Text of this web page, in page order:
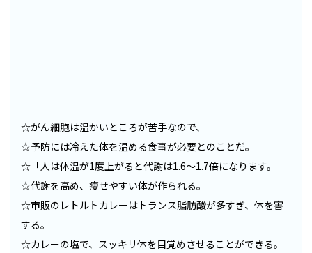
☆がん細胞は温かいところが苦手なので、
☆予防には冷えた体を温める食事が必要とのことだ。
☆「人は体温が1度上がると代謝は1.6～1.7倍になります。
☆代謝を高め、痩せやすい体が作られる。
☆市販のレトルトカレーはトランス脂肪酸が多すぎ、体を害
する。
☆カレーの塩で、スッキリ体を目覚めさせることができる。